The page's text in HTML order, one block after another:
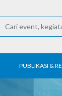
PUBLIKASI &